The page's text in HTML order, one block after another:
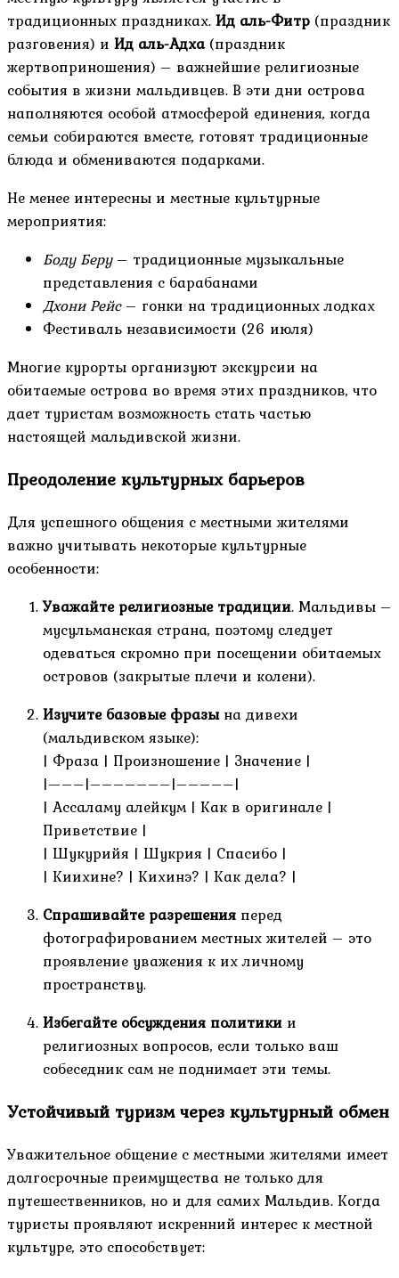
традиционных праздниках.Ид аль-Фитр (праздник
разговения) и Ид аль-Адха(праздник
жертвоприношения) – важнейшие религиозные
события в жизни мальдивцев. В эти дни острова
наполняются особой атмосферой единения, когда
семьи собираются вместе, готовят традиционные
блюда и обмениваются подарками.
Не менее интересны и местные культурные
мероприятия:
Боду Беру– традиционные музыкальные
представления с барабанами
Дхони Рейс– гонки на традиционных лодках
Фестиваль независимости (26 июля)
Многие курорты организуют экскурсии на
обитаемые острова во время этих праздников, что
дает туристам возможность стать частью
настоящей мальдивской жизни.
Преодоление культурных барьеров
Для успешного общения с местными жителями
важно учитывать некоторые культурные
особенности:
Уважайте религиозные традиции. Мальдивы –
мусульманская страна, поэтому следует
одеваться скромно при посещении обитаемых
островов (закрытые плечи и колени).
Изучите базовые фразына дивехи
(мальдивском языке):
| Фраза | Произношение | Значение |
|—––|–––––––|–––––|
| Ассаламу алейкум | Как в оригинале |
Приветствие |
| Шукурийя | Шукрия | Спасибо |
| Киихине? | Кихинэ? | Как дела? |
Спрашивайте разрешения перед
фотографированием местных жителей – это
проявление уважения к их личному
пространству.
Избегайте обсуждения политики и
религиозных вопросов, если только ваш
собеседник сам не поднимает эти темы.
Устойчивый туризм через культурный обмен
Уважительное общение с местными жителями имеет
долгосрочные преимущества не только для
путешественников, но и для самих Мальдив. Когда
туристы проявляют искренний интерес к местной
культуре, это способствует: